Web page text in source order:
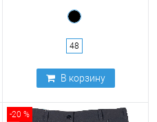
48
В корзину
-20 %